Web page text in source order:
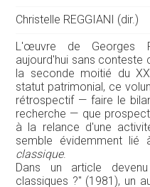
Christelle REGGIANI (dir.)
L'œuvre de Georges
aujourd'hui sans conteste
la seconde moitié du XX
statut patrimonial, ce
rétrospectif — faire le
recherche — que
à la relance d'une
semble évidemment
classique.
Dans un article
classiques ?" (1981), un